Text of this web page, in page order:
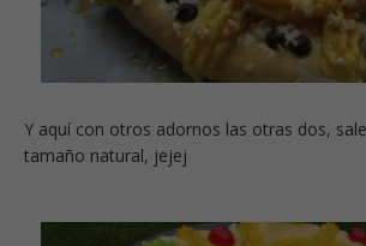
Y aquí con otros adornos las otras dos,
tamaño natural, jejej